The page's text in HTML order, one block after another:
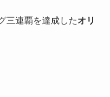
三連覇を達成したオリ